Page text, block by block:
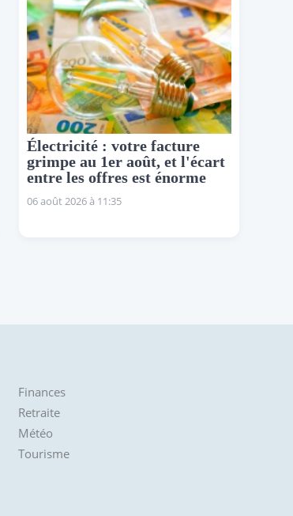
Électricité : votre facture
grimpe au 1er août, et l'écart
entre les offres est énorme
06 août 2026 à 11:35
Finances
Retraite
Météo
Tourisme